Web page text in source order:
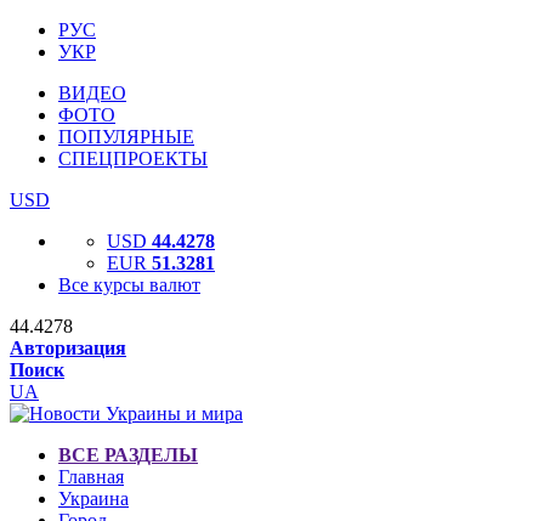
РУС
УКР
ВИДЕО
ФОТО
ПОПУЛЯРНЫЕ
СПЕЦПРОЕКТЫ
USD
USD 44.4278
EUR 51.3281
Все курсы валют
44.4278
Авторизация
Поиск
UA
ВСЕ РАЗДЕЛЫ
Главная
Украина